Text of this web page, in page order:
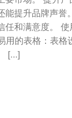
能提升品牌声誉
任和满意度。 使
用的表格：表格
[...]